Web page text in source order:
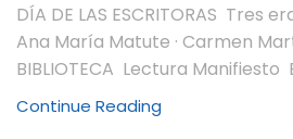
DÍA DE LAS ESCRITORAS Tres
Ana María Matute · Carmen
BIBLIOTECA Lectura Manifiesto
Continue Reading